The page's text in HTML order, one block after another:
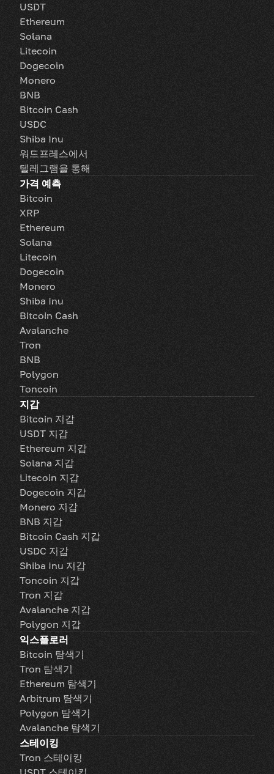
USDT
Ethereum
Solana
Litecoin
Dogecoin
Monero
BNB
Bitcoin Cash
USDC
Shiba Inu
워드프레스에서
텔레그램을 통해
가격 예측
Bitcoin
XRP
Ethereum
Solana
Litecoin
Dogecoin
Monero
Shiba Inu
Bitcoin Cash
Avalanche
Tron
BNB
Polygon
Toncoin
지갑
Bitcoin 지갑
USDT 지갑
Ethereum 지갑
Solana 지갑
Litecoin 지갑
Dogecoin 지갑
Monero 지갑
BNB 지갑
Bitcoin Cash 지갑
USDC 지갑
Shiba Inu 지갑
Toncoin 지갑
Tron 지갑
Avalanche 지갑
Polygon 지갑
익스플로러
Bitcoin 탐색기
Tron 탐색기
Ethereum 탐색기
Arbitrum 탐색기
Polygon 탐색기
Avalanche 탐색기
스테이킹
Tron 스테이킹